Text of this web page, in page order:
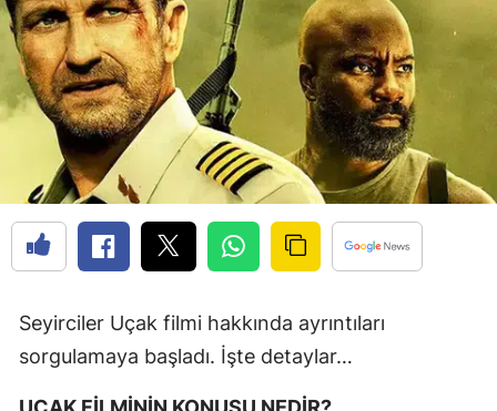
Seyirciler Uçak filmi hakkında ayrıntıları
sorgulamaya başladı. İşte detaylar…